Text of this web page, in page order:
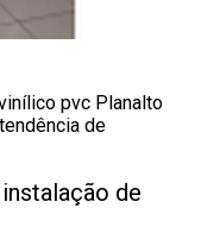
pvc Planalto
de
de